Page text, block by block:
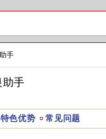
手
助手
特色优势 常见问题